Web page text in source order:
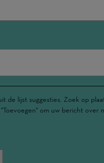
de lijst suggesties. Zoek op
om uw bericht over